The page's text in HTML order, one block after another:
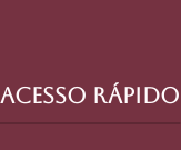
ACESSO RÁPIDO